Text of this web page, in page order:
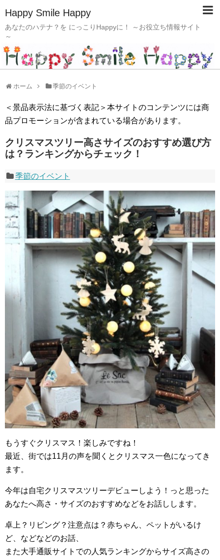
Happy Smile Happy
あなたのハテナ？を にっこりHappyに！ ～お役立ち情報サイト
～
ホーム 季節のイベント
＜景品表示法に基づく表記＞本サイトのコンテンツには商
品プロモーションが含まれている場合があります。
クリスマスツリー高さサイズのおすすめ選び方
は？ランキングからチェック！
季節のイベント
もうすぐクリスマス！楽しみですね！
最近、街では11月の声を聞くとクリスマス一色になってき
ます。
今年は自宅クリスマスツリーデビューしよう！っと思った
あなたへ高さ・サイズのおすすめなどをお話しします。
卓上？リビング？注意点は？赤ちゃん、ペットがいるけ
ど、などなどのお話、
また大手通販サイトでの人気ランキングからサイズ高さの